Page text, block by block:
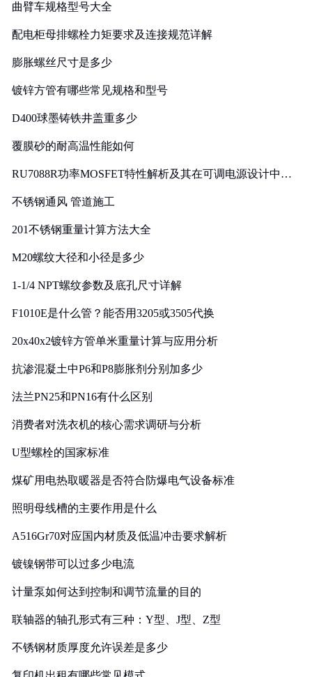
曲臂车规格型号大全
配电柜母排螺栓力矩要求及连接规范详解
膨胀螺丝尺寸是多少
镀锌方管有哪些常见规格和型号
D400球墨铸铁井盖重多少
覆膜砂的耐高温性能如何
RU7088R功率MOSFET特性解析及其在可调电源设计中的
不锈钢通风 管道施工
201不锈钢重量计算方法大全
M20螺纹大径和小径是多少
1-1/4 NPT螺纹参数及底孔尺寸详解
F1010E是什么管？能否用3205或3505代换
20x40x2镀锌方管单米重量计算与应用分析
抗渗混凝土中P6和P8膨胀剂分别加多少
法兰PN25和PN16有什么区别
消费者对洗衣机的核心需求调研与分析
U型螺栓的国家标准
煤矿用电热取暖器是否符合防爆电气设备标准
照明母线槽的主要作用是什么
A516Gr70对应国内材质及低温冲击要求解析
镀镍钢带可以过多少电流
计量泵如何达到控制和调节流量的目的
联轴器的轴孔形式有三种：Y型、J型、Z型
不锈钢材质厚度允许误差是多少